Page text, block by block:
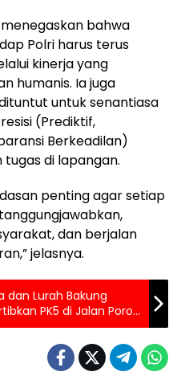
menegaskan bahwa
Polri harus terus
kinerja yang
humanis. Ia juga
untuk senantiasa
(Prediktif,
Berkeadilan)
di lapangan.
penting agar setiap
dan berjalan
jelasnya.
dan Lurah Bakung
PK5 di Jalan Poros